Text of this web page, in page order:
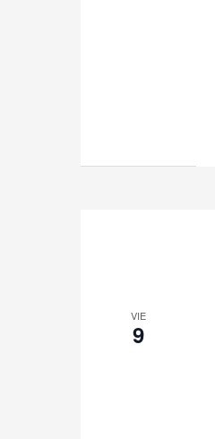
VIE
9